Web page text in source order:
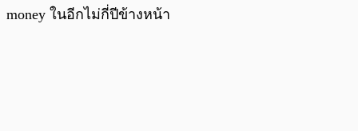
money ในอีกไม่กี่ปีข้างหน้า